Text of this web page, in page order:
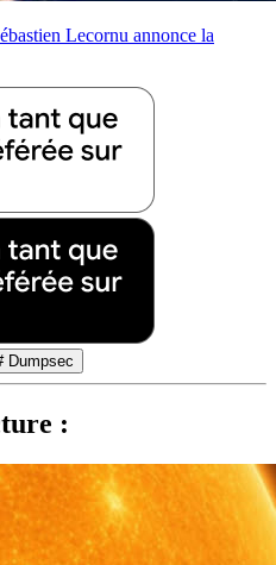
Lecornu annonce la
Dumpsec
: